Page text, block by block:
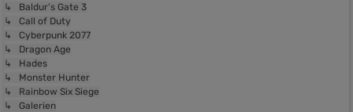
↳ Baldur's Gate 3
↳ Call of Duty
↳ Cyberpunk 2077
↳ Dragon Age
↳ Hades
↳ Monster Hunter
↳ Rainbow Six Siege
↳ Galerien